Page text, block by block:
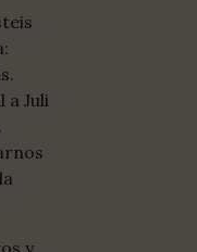
a Juli